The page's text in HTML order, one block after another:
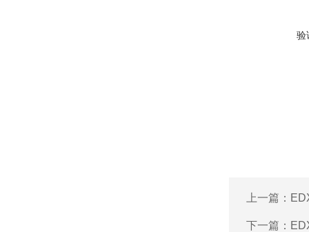
验
上一篇：
下一篇：